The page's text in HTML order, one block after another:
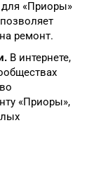
«Приоры»
ремонт.
В интернете,
«Приоры»,